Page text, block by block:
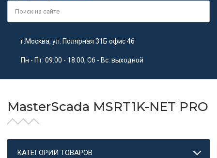
г.Москва, ул. Полярная 31Б офис 46
Пн - Пт: 09:00 - 18:00, Сб - Вс: выходной
MasterScada MSRT1K-NET PRO
КАТЕГОРИИ ТОВАРОВ